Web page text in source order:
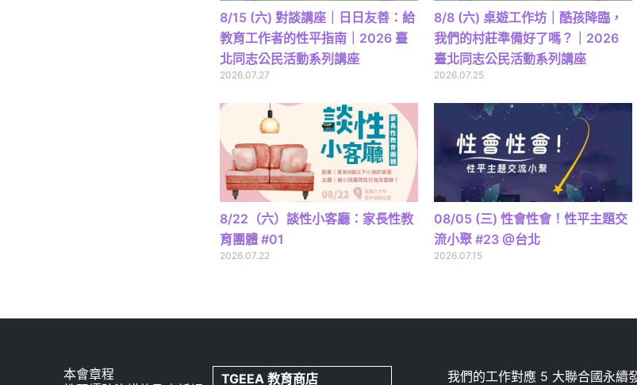
8/15 (六) 對談講座｜日日友善：給
教育工作者的性平指南｜2026 臺
北同志公民活動系列講座
2026.07.27
8/8 (六) 桌遊工作坊｜酷孩降臨，
我們的村莊準備好了嗎？｜2026
臺北同志公民活動系列講座
2026.07.25
8/22（六）談性小客廳：家長性教
育團體 #01
2026.07.22
08/05 (三) 性會性會！性平主題交
流小聚 #23 @台北
2026.07.15
本會章程
TGEEA 教育商店 我們的工作對應 5 大聯合國永續